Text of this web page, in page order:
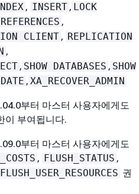
, INSERT , LOCK
REFERENCES ,
CLIENT , REPLICATION
,
, SHOW DATABASES , SHOW
, XA_RECOVER_ADMIN
부터 마스터 사용자에게도
이 부여됩니다.
부터 마스터 사용자에게도
, FLUSH_STATUS ,
FLUSH_USER_RESOURCES 권